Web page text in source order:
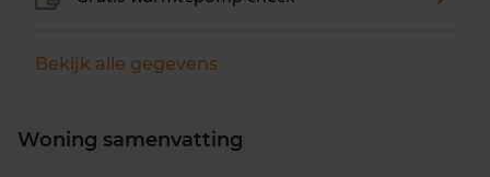
Bekijk alle gegevens
Woning samenvatting